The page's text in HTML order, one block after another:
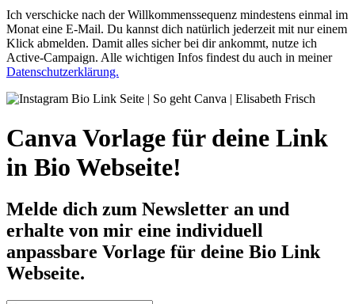
Ich verschicke nach der Willkommenssequenz mindestens einmal im
Monat eine E-Mail. Du kannst dich natürlich jederzeit mit nur einem
Klick abmelden. Damit alles sicher bei dir ankommt, nutze ich
Active-Campaign. Alle wichtigen Infos findest du auch in meiner
Datenschutzerklärung.
Canva Vorlage für deine Link
in Bio Webseite!
Melde dich zum Newsletter an und
erhalte von mir eine individuell
anpassbare Vorlage für deine Bio Link
Webseite.